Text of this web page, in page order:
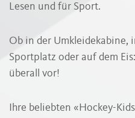
Lesen und für Sport.
Ob in der Umkleidekabine,
Sportplatz oder auf dem
überall vor!
Ihre beliebten «Hockey-